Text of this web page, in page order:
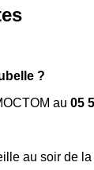
?
au 05
au soir de